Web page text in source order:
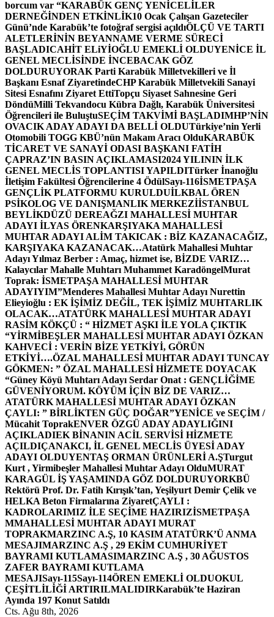
borcum var “KARABÜK GENÇ YENİCELİLER
DERNEĞİNDEN ETKİNLİK10 Ocak Çalışan Gazeteciler
Günü’nde Karabük’te fotoğraf sergisi açıldıÖLÇÜ VE TARTI
ALETLERİNİN BEYANNAME VERME SÜRECİ
BAŞLADICAHİT ELiYİOĞLU EMEKLİ OLDUYENİCE İL
GENEL MECLİSİNDE İNCEBACAK GÖZ
DOLDURUYORAK Parti Karabük Milletvekilleri ve İl
Başkanı Esnaf ZiyaretindeCHP Karabük Milletvekili Sanayi
Sitesi Esnafını Ziyaret EttiTopçu Siyaset Sahnesine Geri
DöndüMilli Tekvandocu Kübra Dağlı, Karabük Üniversitesi
Öğrencileri ile BuluştuSEÇİM TAKVİMİ BAŞLADIMHP’NİN
OVACIK ADAY ADAYI DA BELLİ OLDUTürkiye’nin Yerli
Otomobili TOGG KBÜ’nün Makam Aracı OlduKARABÜK
TİCARET VE SANAYİ ODASI BAŞKANI FATİH
ÇAPRAZ’IN BASIN AÇIKLAMASI2024 YILININ İLK
GENEL MECLİS TOPLANTISI YAPILDITürker İnanoğlu
İletişim Fakültesi Öğrencilerine 4 ÖdülSayı-116İSMETPAŞA
GENÇLİK PLATFORMU KURULDUİLKBAL ÖREN
PSİKOLOG VE DANIŞMANLIK MERKEZİİSTANBUL
BEYLİKDÜZÜ DEREAĞZI MAHALLESİ MUHTAR
ADAYI İLYAS ÖRENKARŞIYAKA MAHALLESİ
MUHTAR ADAYI ALİM TAKICAK : BİZ KAZANACAĞIZ,
KARŞIYAKA KAZANACAK…Atatürk Mahallesi Muhtar
Adayı Yılmaz Berber : Amaç, hizmet ise, BİZDE VARIZ…
Kalaycılar Mahalle Muhtarı Muhammet KaradöngelMurat
Toprak: İSMETPAŞA MAHALLESİ MUHTAR
ADAYIYIM”Menderes Mahallesi Muhtar Adayı Nurettin
Elieyioğlu : EK İŞİMİZ DEĞİL, TEK İŞİMİZ MUHTARLIK
OLACAK…ATATÜRK MAHALLESİ MUHTAR ADAYI
RASİM KÖKÇÜ : “ HİZMET AŞKI İLE YOLA ÇIKTIK
“YİRMİBEŞLER MAHALLESİ MUHTAR ADAYI ÖZKAN
KAHVECİ : VERİN BİZE YETKİYİ, GÖRÜN
ETKİYİ….ÖZAL MAHALLESİ MUHTAR ADAYI TUNCAY
GÖKMEN: ” ÖZAL MAHALLESİ HİZMETE DOYACAK
“Güney Köyü Muhtarı Adayı Serdar Onat : GENÇLİĞİME
GÜVENİYORUM. KÖYÜM İÇİN BİZ DE VARIZ…
ATATÜRK MAHALLESİ MUHTAR ADAYI ÖZKAN
ÇAYLI: ” BİRLİKTEN GÜÇ DOĞAR”YENİCE ve SEÇİM /
Mücahit ToprakENVER ÖZGÜ ADAY ADAYLIĞINI
AÇIKLADIEK BİNANIN ACİL SERVİSİ HİZMETE
AÇILDIÇANAKCI, İL GENEL MECLİS ÜYESİ ADAY
ADAYI OLDUYENTAŞ ORMAN ÜRÜNLERİ A.ŞTurgut
Kurt , Yirmibeşler Mahallesi Muhtar Adayı OlduMURAT
KARAGÜL İŞ YAŞAMINDA GÖZ DOLDURUYORKBÜ
Rektörü Prof. Dr. Fatih Kırışık’tan, Yeşilyurt Demir Çelik ve
HELKA Beton Firmalarına ZiyaretÇAYLI :
KADROLARIMIZ İLE SEÇİME HAZIRIZİSMETPAŞA
MMAHALLESİ MUHTAR ADAYI MURAT
TOPRAKMARZINC A.Ş, 10 KASIM ATATÜRK’Ü ANMA
MESAJIMARZINC A.Ş , 29 EKİM CUMHURİYET
BAYRAMI KUTLAMASIMARZINC A.Ş , 30 AĞUSTOS
ZAFER BAYRAMI KUTLAMA
MESAJISayı-115Sayı-114ÖREN EMEKLİ OLDUOKUL
ÇEŞİTLİLİĞİ ARTIRILMALIDIRKarabük’te Haziran
Ayında 197 Konut Satıldı
Cts. Ağu 8th, 2026